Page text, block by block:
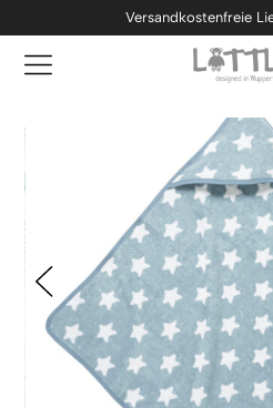
Versandkostenfreie